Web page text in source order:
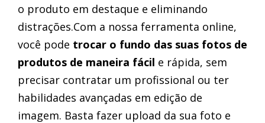
o produto em destaque e eliminando
distrações.Com a nossa ferramenta online,
você pode trocar o fundo das suas fotos de
produtos de maneira fácil e rápida, sem
precisar contratar um profissional ou ter
habilidades avançadas em edição de
imagem. Basta fazer upload da sua foto e